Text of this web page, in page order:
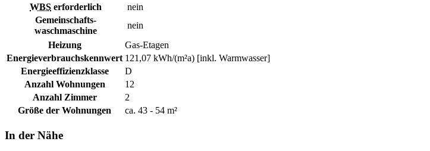
WBS erforderlich
nein
Gemeinschafts-
waschmaschine
nein
Heizung
Gas-Etagen
Energieverbrauchskennwert 121,07 kWh/(m²a) [inkl. Warmwasser]
Energieeffizienzklasse
D
Anzahl Wohnungen
12
Anzahl Zimmer
2
Größe der Wohnungen
ca. 43 - 54 m²
In der Nähe